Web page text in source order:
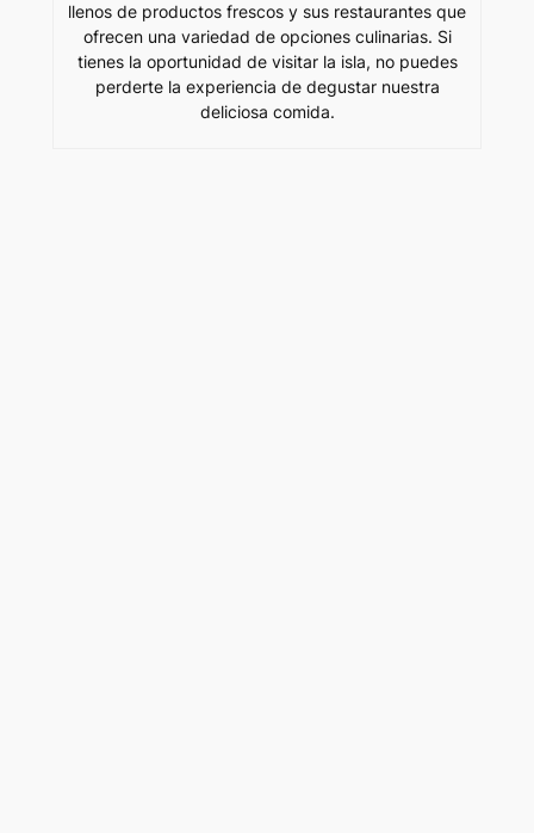
llenos de productos frescos y sus restaurantes que
ofrecen una variedad de opciones culinarias. Si
tienes la oportunidad de visitar la isla, no puedes
perderte la experiencia de degustar nuestra
deliciosa comida.